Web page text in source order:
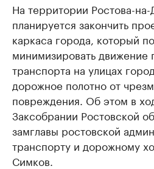
На территории Ростова-
планируется закончить
каркаса города, который
минимизировать движение
транспорта на улицах
дорожное полотно от
повреждения. Об этом в
Заксобрании Ростовской
замглавы ростовской
транспорту и дорожному
Симков.